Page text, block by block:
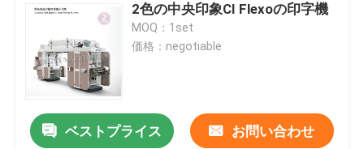
2色の中央印象CI Flexoの印字機
MOQ：1set
価格：negotiable
ベストプライス お問い合わせ